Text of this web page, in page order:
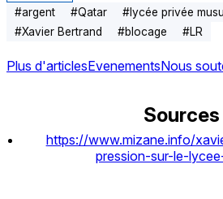
#argent #Qatar #lycée privée
#Xavier Bertrand #blocage #LR
Plus d'articlesEvenementsNous
Sources
https://www.mizane.info/
pression-sur-le-